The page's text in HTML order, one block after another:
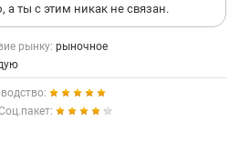
креативность и
потенциал для роста, то тебе
Компания быстро растет и
быстрому карьерному росту не
в других отделах.
ты с этим никак не связан.
рынку: рыночное